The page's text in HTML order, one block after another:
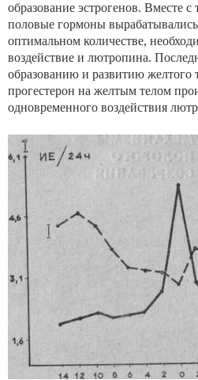
образование эстрогенов. Вместе с
половые гормоны
оптимальном количестве,
воздействие и лютропина.
образованию и развитию желтого
прогестерон на желтым телом
одновременного воздействия